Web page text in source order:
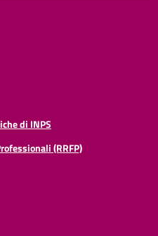
di INPS
(RRFP)